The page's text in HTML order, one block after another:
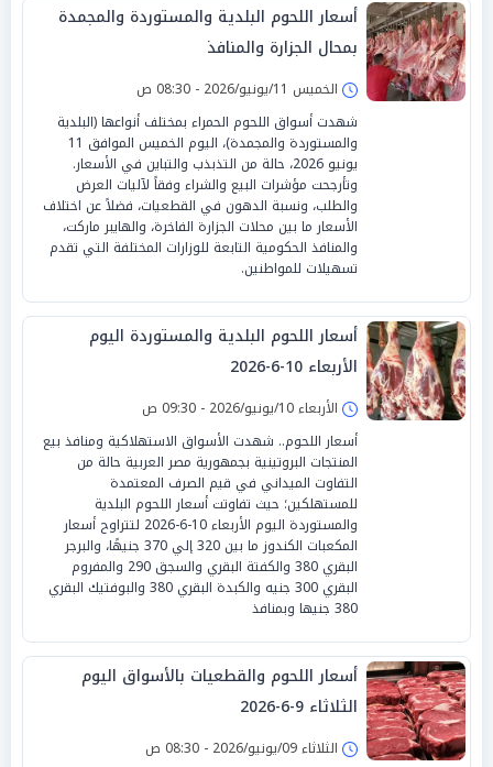
أسعار اللحوم البلدية والمستوردة والمجمدة
بمحال الجزارة والمنافذ
الخميس 11/يونيو/2026 - 08:30 ص
شهدت أسواق اللحوم الحمراء بمختلف أنواعها (البلدية
والمستوردة والمجمدة)، اليوم الخميس الموافق 11
يونيو 2026، حالة من التذبذب والتباين في الأسعار.
وتأرجحت مؤشرات البيع والشراء وفقاً لآليات العرض
والطلب، ونسبة الدهون في القطعيات، فضلاً عن اختلاف
الأسعار ما بين محلات الجزارة الفاخرة، والهايبر ماركت،
والمنافذ الحكومية التابعة للوزارات المختلفة التي تقدم
تسهيلات للمواطنين.
أسعار اللحوم البلدية والمستوردة اليوم
الأربعاء 10-6-2026
الأربعاء 10/يونيو/2026 - 09:30 ص
أسعار اللحوم.. شهدت الأسواق الاستهلاكية ومنافذ بيع
المنتجات البروتينية بجمهورية مصر العربية حالة من
التفاوت الميداني في قيم الصرف المعتمدة
للمستهلكين؛ حيث تفاوتت أسعار اللحوم البلدية
والمستوردة اليوم الأربعاء 10-6-2026 لتتراوح أسعار
المكعبات الكندوز ما بين 320 إلي 370 جنيهًا، والبرجر
البقري 380 والكفتة البقري والسجق 290 والمفروم
البقري 300 جنيه والكبدة البقري 380 والبوفتيك البقري
380 جنيها وبمنافذ
أسعار اللحوم والقطعيات بالأسواق اليوم
الثلاثاء 9-6-2026
الثلاثاء 09/يونيو/2026 - 08:30 ص